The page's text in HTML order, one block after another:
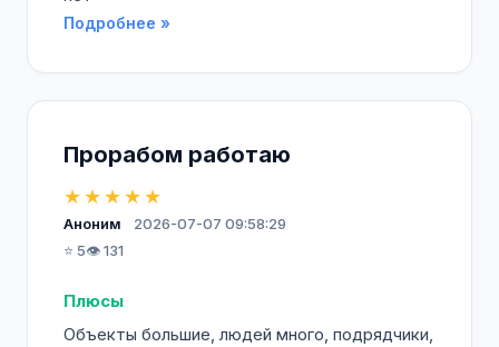
Подробнее »
Прорабом работаю
★★★★★
Аноним
2026-07-07 09:58:29
⭐ 5👁️ 131
Плюсы
Объекты большие, людей много, подрядчики,